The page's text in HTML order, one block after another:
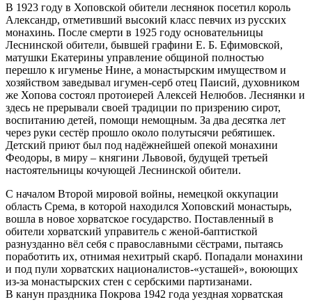
В 1923 году в Хоповской обители леснянок посетил король
Александр, отметивший высокий класс певчих из русских
монахинь. После смерти в 1925 году основательницы
Леснинской обители, бывшей графини Е. Б. Ефимовской,
матушки Екатерины управление общиной полностью
перешло к игуменье Нине, а монастырским имуществом и
хозяйством заведывал игумен-серб отец Паисий, духовником
же Хопова состоял протоиерей Алексей Нелюбов. Леснянки и
здесь не прерывали своей традиции по призрению сирот,
воспитанию детей, помощи немощным. За два десятка лет
через руки сестёр прошло около полутысячи ребятишек.
Детский приют был под надёжнейшей опекой монахини
Феодоры, в миру – княгини Львовой, будущей третьей
настоятельницы кочующей Леснинской обители.
С началом Второй мировой войны, немецкой оккупации
область Срема, в которой находился Хоповский монастырь,
вошла в новое хорватское государство. Поставленный в
обители хорватский управитель с женой-баптисткой
разнузданно вёл себя с православными сёстрами, пытаясь
поработить их, отнимая нехитрый скарб. Попадали монахини
и под пули хорватских националистов-«усташей», воюющих
из-за монастырских стен с сербскими партизанами.
В канун праздника Покрова 1942 года уездная хорватская